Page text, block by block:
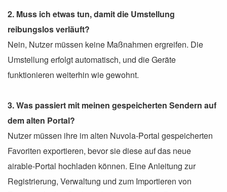
2. Muss ich etwas tun, damit die Umstellung
reibungslos verläuft?
Nein, Nutzer müssen keine Maßnahmen ergreifen. Die
Umstellung erfolgt automatisch, und die Geräte
funktionieren weiterhin wie gewohnt.
3. Was passiert mit meinen gespeicherten Sendern auf
dem alten Portal?
Nutzer müssen ihre im alten Nuvola-Portal gespeicherten
Favoriten exportieren, bevor sie diese auf das neue
airable-Portal hochladen können. Eine Anleitung zur
Registrierung, Verwaltung und zum Importieren von